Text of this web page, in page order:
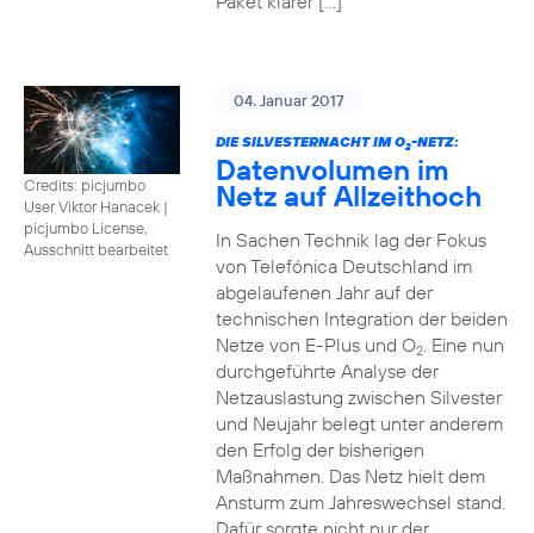
Credits: picjumbo
User Viktor Hanacek |
picjumbo License,
Ausschnitt bearbeitet
04. Januar 2017
DIE SILVESTERNACHT IM O2-NETZ:
Datenvolumen im
Netz auf Allzeithoch
In Sachen Technik lag der Fokus
von Telefónica Deutschland im
abgelaufenen Jahr auf der
technischen Integration der beiden
Netze von E-Plus und O2. Eine nun
durchgeführte Analyse der
Netzauslastung zwischen Silvester
und Neujahr belegt unter anderem
den Erfolg der bisherigen
Maßnahmen. Das Netz hielt dem
Ansturm zum Jahreswechsel stand.
Dafür sorgte nicht nur der